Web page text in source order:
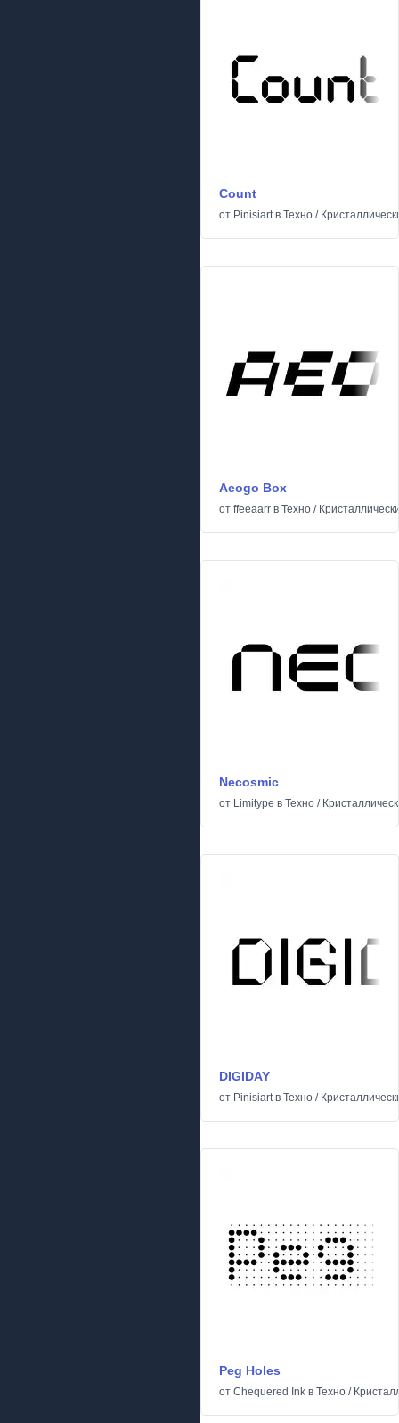
Count
от Pinisiartв Техно /
Aeogo Box
от ffeeaarr в Техно /
Necosmic
от Limitype в Техно /
DIGIDAY
от Pinisiartв Техно /
Peg Holes
от Chequered Ink в Техно /